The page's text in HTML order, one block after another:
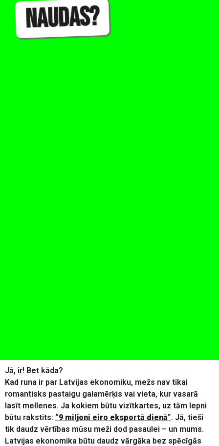
naudas?
Jā, ir! Bet kāda?
Kad runa ir par Latvijas ekonomiku, mežs nav tikai
romantisks pastaigu galamērķis vai vieta, kur vasarā
lasīt mellenes. Ja kokiem būtu vizītkartes, uz tām lepni
būtu rakstīts: “9 miljoni eiro eksportā dienā”. Jā, tieši
tik daudz vērtības mūsu meži dod pasaulei – un mums.
Latvijas ekonomika būtu daudz vārgāka bez spēcīgās